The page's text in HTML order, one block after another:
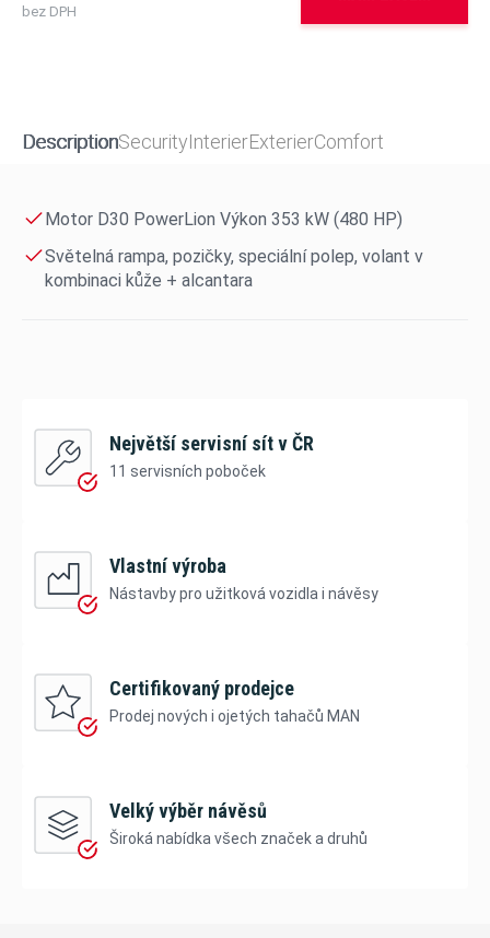
bez DPH
DescriptionSecurityInterierExterierComfort
Motor D30 PowerLion Výkon 353 kW (480 HP)
Světelná rampa, pozičky, speciální polep, volant v
kombinaci kůže + alcantara
Největší servisní sít v ČR
11 servisních poboček
Vlastní výroba
Nástavby pro užitková vozidla i návěsy
Certifikovaný prodejce
Prodej nových i ojetých tahačů MAN
Velký výběr návěsů
Široká nabídka všech značek a druhů